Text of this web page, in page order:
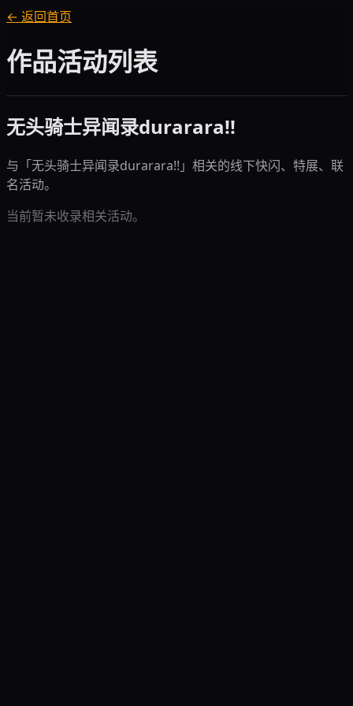
← 返回首页
作品活动列表
无头骑士异闻录durarara!!
与「无头骑士异闻录durarara!! 」相关的线下快闪、特展、联
名活动。
当前暂未收录相关活动。